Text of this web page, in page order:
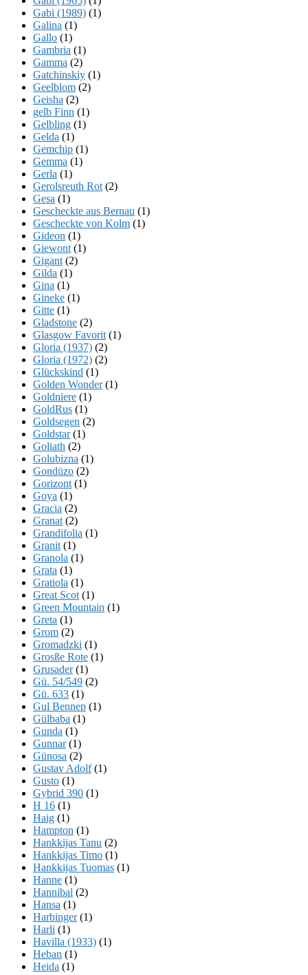
Gabi (1989) (1)
Galina (1)
Gallo (1)
Gambria (1)
Gamma (2)
Gatchinskiy (1)
Geelblom (2)
Geisha (2)
gelb Finn (1)
Gelbling (1)
Gelda (1)
Gemchip (1)
Gemma (1)
Gerla (1)
Gerolsreuth Rot (2)
Gesa (1)
Gescheckte aus Bernau (1)
Gescheckte von Kolm (1)
Gideon (1)
Giewont (1)
Gigant (2)
Gilda (1)
Gina (1)
Gineke (1)
Gitte (1)
Gladstone (2)
Glasgow Favorit (1)
Gloria (1937) (2)
Gloria (1972) (2)
Glückskind (1)
Golden Wonder(1)
Goldniere (1)
GoldRus (1)
Goldsegen (2)
Goldstar(1)
Goliath (2)
Golubizna (1)
Gondüzo (2)
Gorizont (1)
Goya (1)
Gracia (2)
Granat (2)
Grandifolia (1)
Granit (1)
Granola (1)
Grata (1)
Gratiola (1)
Great Scot (1)
Green Mountain (1)
Greta (1)
Grom (2)
Gromadzki (1)
Grosße Rote (1)
Grusader(1)
Gü. 54/549 (2)
Gü. 633 (1)
Gul Bennep (1)
Gülbaba (1)
Gunda (1)
Gunnar(1)
Günosa (2)
Gustav Adolf(1)
Gusto (1)
Gybrid 390 (1)
H 16 (1)
Haig (1)
Hampton (1)
Hankkijas Tanu (2)
Hankkijas Timo (1)
Hankkijas Tuomas (1)
Hanne (1)
Hannibal (2)
Hansa (1)
Harbinger(1)
Harli (1)
Havilla (1933) (1)
Heban (1)
Heida (1)